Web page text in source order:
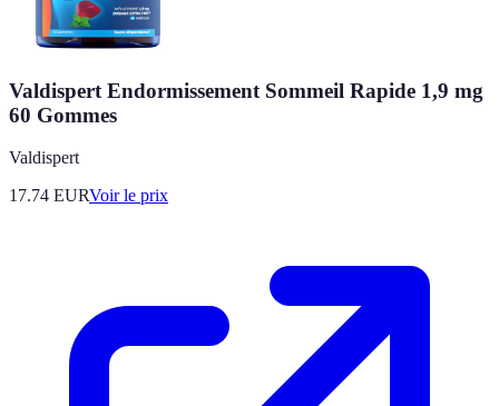
Valdispert Endormissement Sommeil Rapide 1,9 mg
60 Gommes
Valdispert
17.74 EURVoir le prix